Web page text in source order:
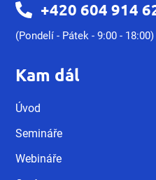
+420 604 914
(Pondelí - Pátek - 9:00 - 18:00)
Kam dál
Úvod
Semináře
Webináře